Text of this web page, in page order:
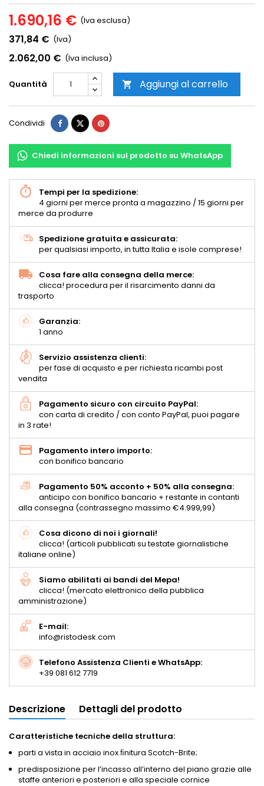
1.690,16 € (Iva esclusa)
371,84 € (Iva)
2.062,00 € (Iva inclusa)
Quantità  Aggiungi al carrello
Condividi
Chiedi informazioni sul prodotto su WhatsApp
Tempi per la spedizione:
4 giorni per merce pronta a magazzino / 15 giorni per
merce da produrre
Spedizione gratuita e assicurata:
per qualsiasi importo, in tutta Italia e isole comprese!
Cosa fare alla consegna della merce:
clicca! procedura per il risarcimento danni da
trasporto
Garanzia:
1 anno
Servizio assistenza clienti:
per fase di acquisto e per richiesta ricambi post
vendita
Pagamento sicuro con circuito PayPal:
con carta di credito / con conto PayPal, puoi pagare
in 3 rate!
Pagamento intero importo:
con bonifico bancario
Pagamento 50% acconto + 50% alla consegna:
anticipo con bonifico bancario + restante in contanti
alla consegna (contrassegno massimo €4.999,99)
Cosa dicono di noi i giornali!
clicca! (articoli pubblicati su testate giornalistiche
italiane online)
Siamo abilitati ai bandi del Mepa!
clicca! (mercato elettronico della pubblica
amministrazione)
E-mail:
info@ristodesk.com
Telefono Assistenza Clienti e WhatsApp:
+39 081 612 7719
Descrizione Dettagli del prodotto
Caratteristiche tecniche della struttura:
parti a vista in acciaio inox ﬁnitura Scotch-Brite;
predisposizione per l’incasso all’interno del piano grazie alle
staffe anteriori e posteriori e alla speciale cornice